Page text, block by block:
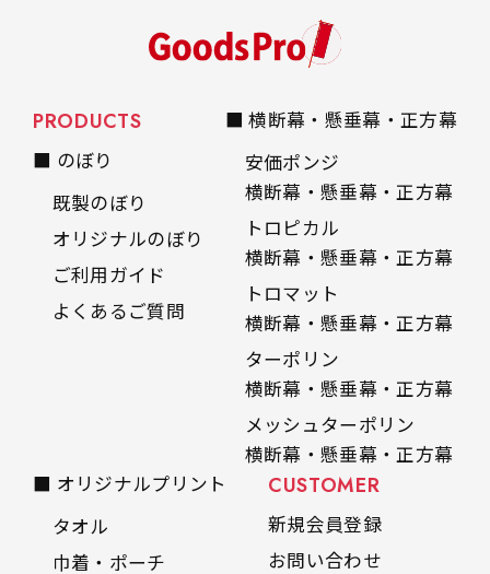
PRODUCTS
■ のぼり
既製のぼり
オリジナルのぼり
ご利用ガイド
よくあるご質問
■ 横断幕・懸垂幕・正方幕
安価ポンジ
横断幕・懸垂幕・正方幕
トロピカル
横断幕・懸垂幕・正方幕
トロマット
横断幕・懸垂幕・正方幕
ターポリン
横断幕・懸垂幕・正方幕
メッシュターポリン
横断幕・懸垂幕・正方幕
■ オリジナルプリント
タオル
巾着・ポーチ
CUSTOMER
新規会員登録
お問い合わせ